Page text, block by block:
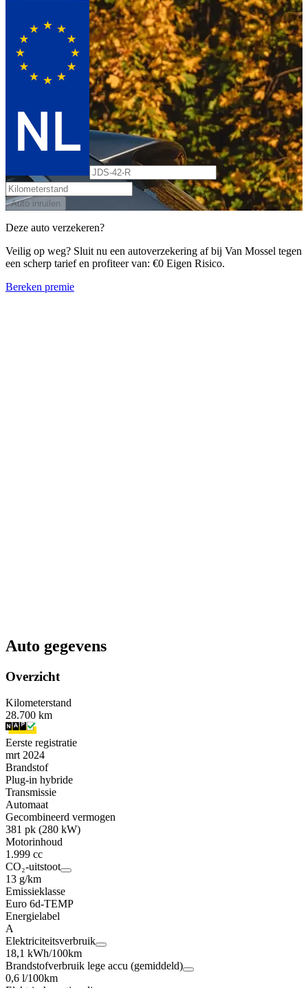
Auto inruilen
Deze auto verzekeren?
Veilig op weg? Sluit nu een autoverzekering af bij Van Mossel tegen
een scherp tarief en profiteer van: €0 Eigen Risico.
Bereken premie
Auto gegevens
Overzicht
Kilometerstand
28.700 km
Eerste registratie
mrt 2024
Brandstof
Plug-in hybride
Transmissie
Automaat
Gecombineerd vermogen
381 pk (280 kW)
Motorinhoud
1.999 cc
CO₂-uitstoot
13 g/km
Emissieklasse
Euro 6d-TEMP
Energielabel
A
Elektriciteitsverbruik
18,1 kWh/100km
Brandstofverbruik lege accu (gemiddeld)
0,6 l/100km